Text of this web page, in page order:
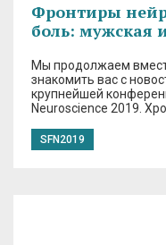
Фронтиры
боль: мужская
Мы продолжаем
знакомить вас с
крупнейшей
Neuroscience 2019.
SFN2019